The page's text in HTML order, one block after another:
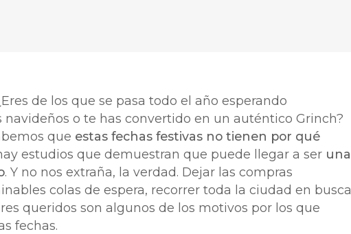
de los que se pasa todo el año esperando
o te has convertido en un auténtico Grinch?
que estas fechas festivas no tienen por qué
estudios que demuestran que puede llegar a ser una
. Y no nos extraña, la verdad. Dejar las compras
colas de espera, recorrer toda la ciudad en busca
queridos son algunos de los motivos por los que
fechas.